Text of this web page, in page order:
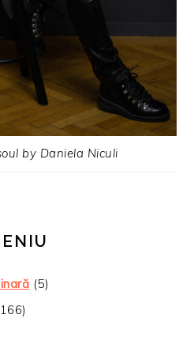
by Daniela Niculi
(5)